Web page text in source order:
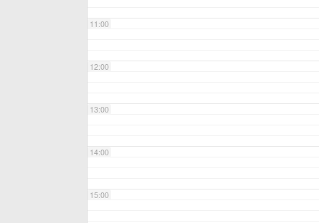
11:00
12:00
13:00
14:00
15:00